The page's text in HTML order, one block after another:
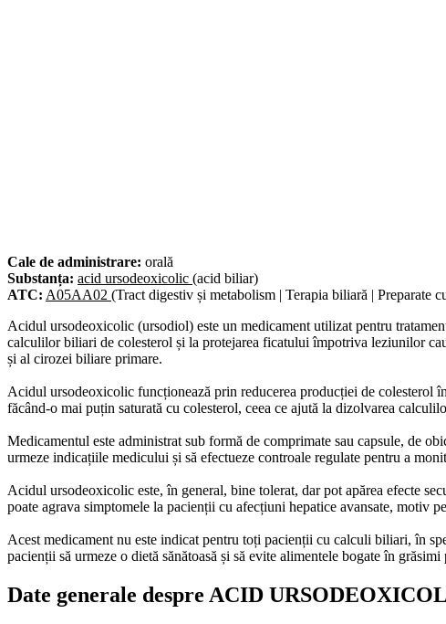
Cale de administrare: orală
Substanța: acid ursodeoxicolic (acid biliar)
ATC: A05AA02 (Tract digestiv și metabolism | Terapia biliară | Preparate
Acidul ursodeoxicolic (ursodiol) este un medicament utilizat pentru
calculilor biliari de colesterol și la protejarea ficatului împotriva leziunilor
și al cirozei biliare primare.
Acidul ursodeoxicolic funcționează prin reducerea producției de colesterol
făcând-o mai puțin saturată cu colesterol, ceea ce ajută la dizolvarea
Medicamentul este administrat sub formă de comprimate sau capsule, de
urmeze indicațiile medicului și să efectueze controale regulate pentru a
Acidul ursodeoxicolic este, în general, bine tolerat, dar pot apărea efecte
poate agrava simptomele la pacienții cu afecțiuni hepatice avansate, motiv
Acest medicament nu este indicat pentru toți pacienții cu calculi biliari, în
pacienții să urmeze o dietă sănătoasă și să evite alimentele bogate în
Date generale despre ACID